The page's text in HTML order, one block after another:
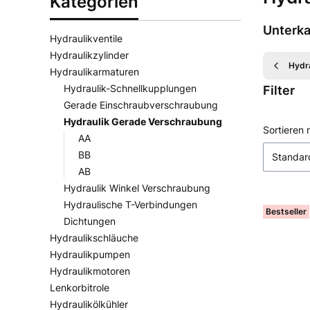
Hydraulikventile
Hydraulikzylinder
Hydraulikarmaturen
Hydraulik-Schnellkupplungen
Gerade Einschraubverschraubung
Hydraulik Gerade Verschraubung
AA
BB
AB
Hydraulik Winkel Verschraubung
Hydraulische T-Verbindungen
Dichtungen
Hydraulikschläuche
Hydraulikpumpen
Hydraulikmotoren
Lenkorbitrole
Hydraulikölkühler
Filter
Ende der
Sortieren
Bestseller